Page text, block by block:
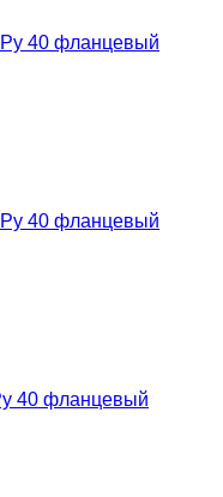
Ру 40 фланцевый
Ру 40 фланцевый
40 фланцевый